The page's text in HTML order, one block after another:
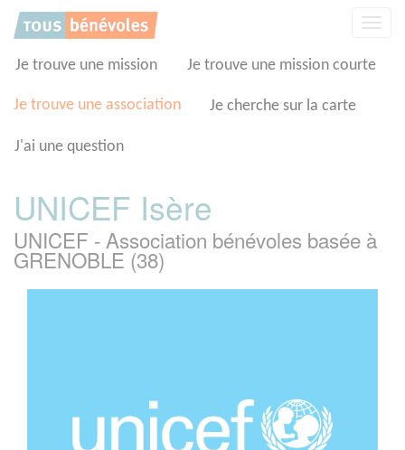
Je trouve une mission Je trouve une mission courte
Je trouve une association Je cherche sur la carte
J'ai une question
UNICEF Isère
UNICEF - Association bénévoles basée à
GRENOBLE (38)
Panneau de gestion des cookies